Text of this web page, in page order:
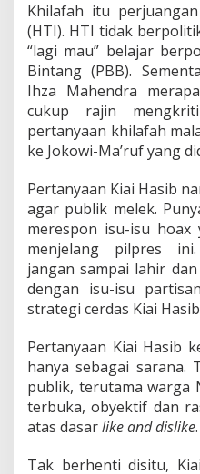
Khilafah itu
(HTI). HTI tidak
“lagi mau” belajar
Bintang (PBB).
Ihza Mahendra
cukup rajin
pertanyaan khilafah
ke Jokowi-Ma’ruf yang
Pertanyaan Kiai Hasib
agar publik melek.
merespon isu-isu
menjelang pilpres
jangan sampai lahir
dengan isu-isu
strategi cerdas Kiai
Pertanyaan Kiai Hasib
hanya sebagai sarana.
publik, terutama warga
terbuka, obyektif dan
atas dasarlike and dislike
Tak berhenti disitu,